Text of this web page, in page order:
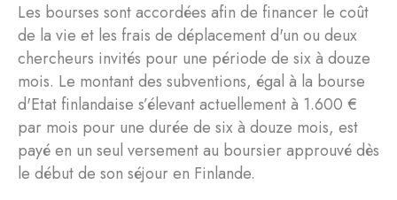
Les bourses sont accordées afin de financer le coût
de la vie et les frais de déplacement d'un ou deux
chercheurs invités pour une période de six à douze
mois. Le montant des subventions, égal à la bourse
d'Etat finlandaise s’élevant actuellement à 1.600 €
par mois pour une durée de six à douze mois, est
payé en un seul versement au boursier approuvé dès
le début de son séjour en Finlande.